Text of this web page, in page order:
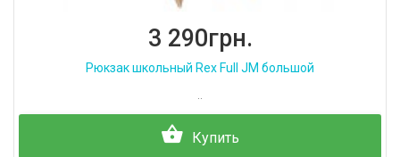
3 290грн.
Рюкзак школьный Rex Full JM большой
..
Купить